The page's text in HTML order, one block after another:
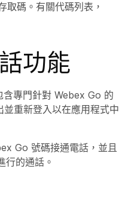
取碼。有關代碼列表，
功能
專門針對 Webex Go 的
重新登入以在應用程式中
Go 號碼接通電話，並且
行的通話。